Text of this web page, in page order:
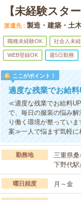
【未経験スタ
派遣先 製造・建築・土
職種未経験OK 社会人未
WEB登録OK 週5日勤務
ここがポイント！
適度な残業でお給
≪適度な残業でお給料
で、毎日の服装の悩み
り働く環境が整ってい
案≫一人で悩まず気軽に
勤務地
三重県桑
下野代駅
曜日頻度 月～金